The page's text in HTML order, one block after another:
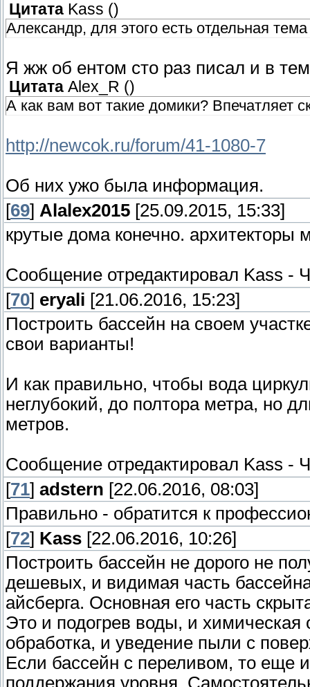
Цитата Kass ()
Александр, для этого есть отдельная
Я жж об ентом сто раз писал и в
Цитата Alex_R ()
А как вам вот такие домики? Впечатляет
http://newcok.ru/forum/41-1080-7
Об них ужо была информация.
[69] Alalex2015 [25.09.2015, 15:33]
крутые дома конечно. архитекторы
Сообщение отредактировал Kass -
[70] eryali [21.06.2016, 15:23]
Построить бассейн на своем
свои варианты!
И как правильно, чтобы вода
неглубокий, до полтора метра, но
метров.
Сообщение отредактировал Kass -
[71] adstern [22.06.2016, 08:03]
Правильно - обратится к
[72] Kass [22.06.2016, 10:26]
Построить бассейн не дорого не
дешевых, и видимая часть
айсберга. Основная его часть
Это и подогрев воды, и химическая
обработка, и уведение пыли с
Если бассейн с переливом, то еще
поддержания уровня.